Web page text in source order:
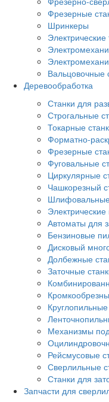
Фрезерные
Шринкеры
Электрические
Вальцовочные
Деревообработка
Станки для
Строгальные
Токарные
Форматно-
Фрезерные
Фуговальные
Циркулярные
Чашкорезный
Шлифовальные
Автоматы для
Бензиновые
Дисковый
Долбежные
Заточные
Круглопильные
Механизмы
Рейсмусовые
Сверлильные
Станки для
Запчасти для